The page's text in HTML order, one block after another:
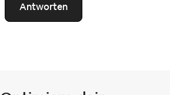
Antworten